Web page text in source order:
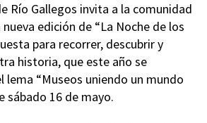
Río Gallegos invita a la comunidad
edición de “La Noche de los
para recorrer, descubrir y
historia, que este año se
lema “Museos uniendo un mundo
sábado 16 de mayo.